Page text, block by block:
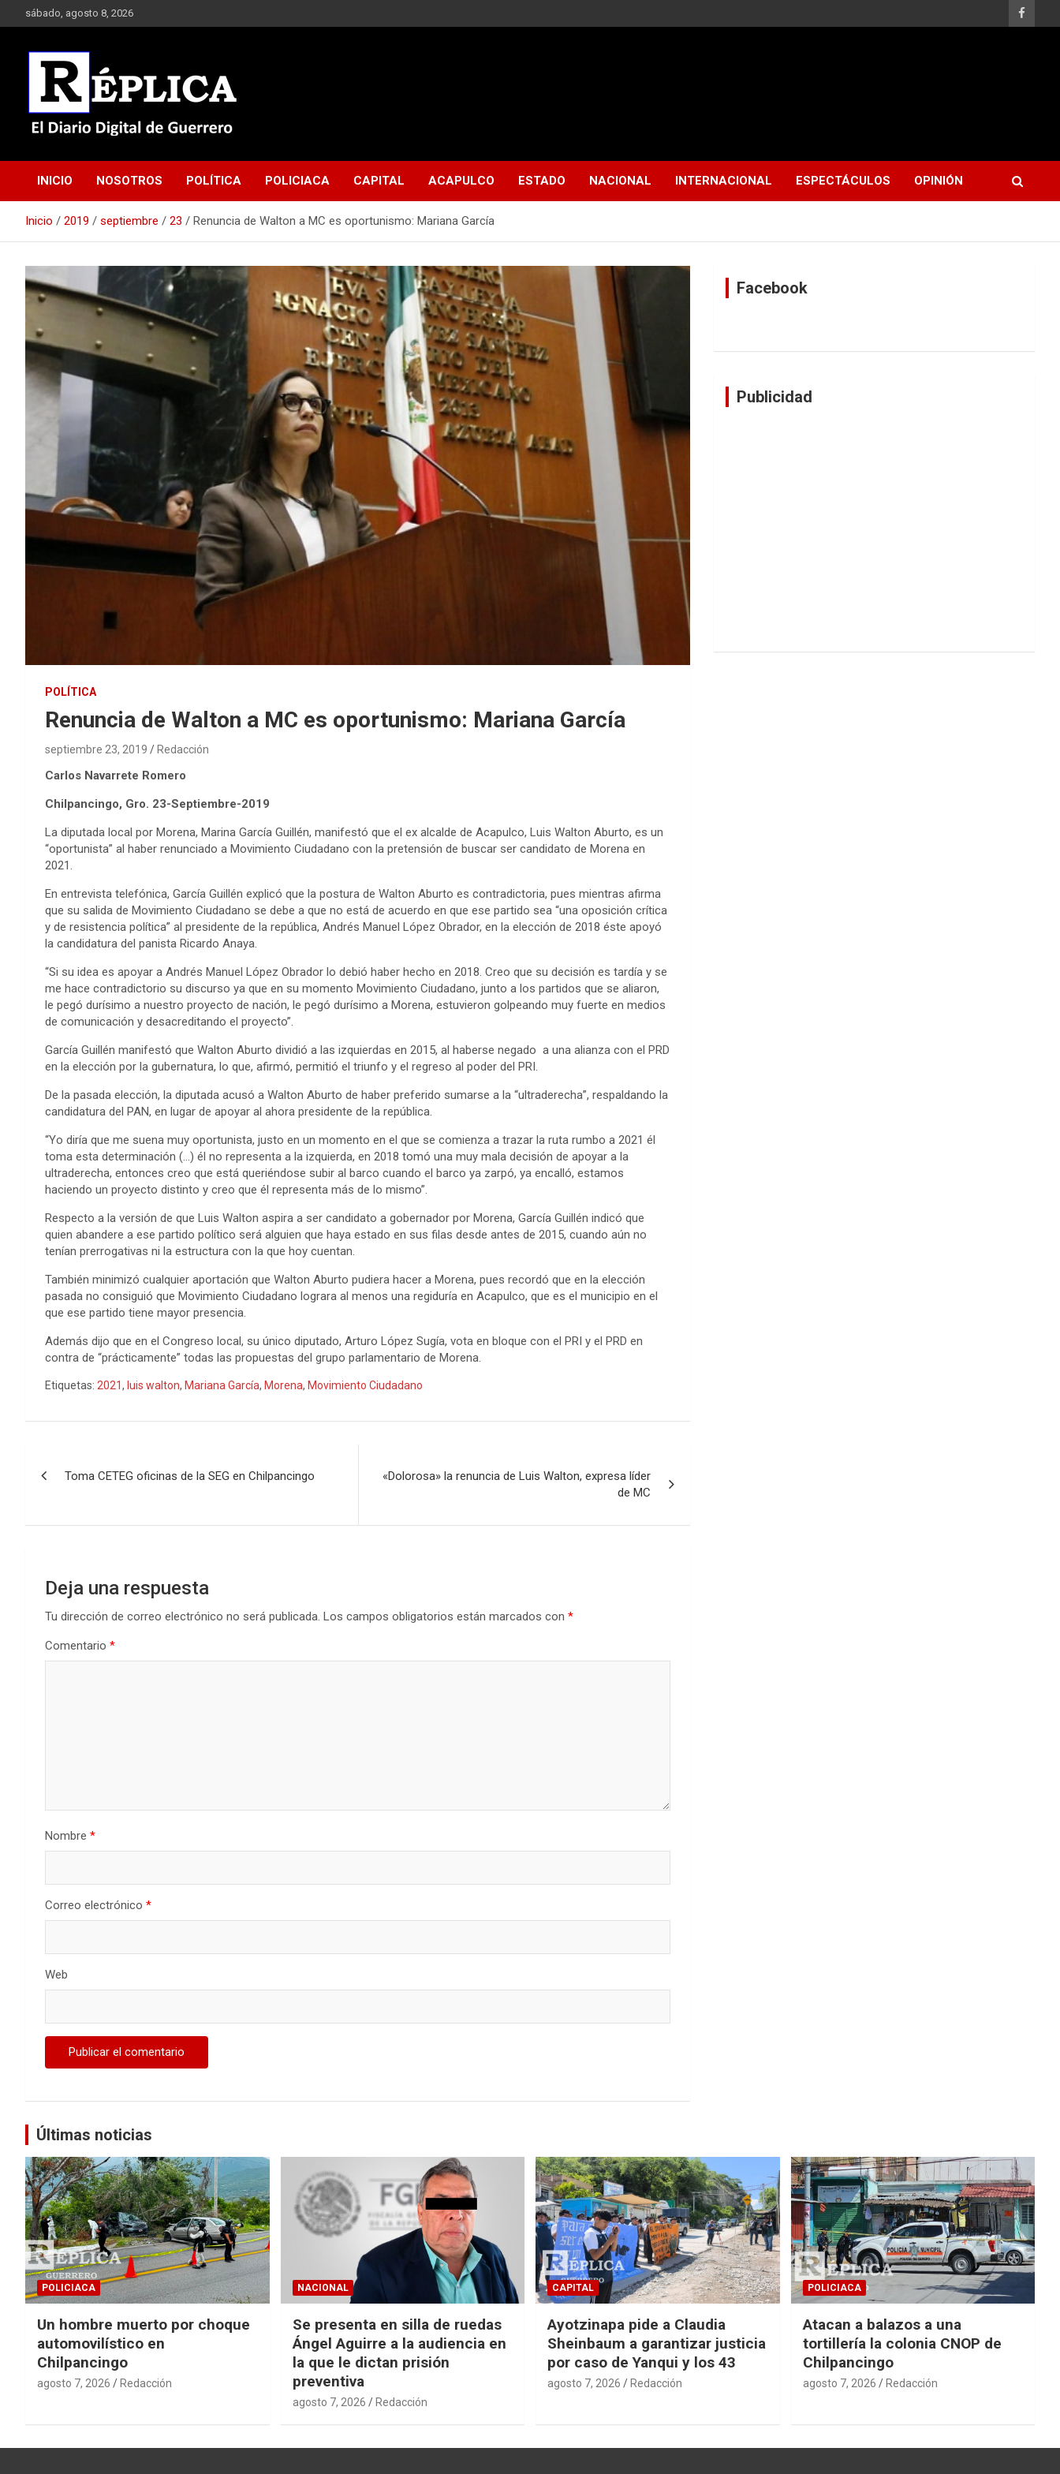
al
sábado, agosto 8, 2026
Réplica
INICIO NOSOTROS POLÍTICA POLICIACA CAPITAL ACAPULCO ESTADO NACIONAL INTERNACIONAL ESPECTÁCULOS OPINIÓN
Inicio 2019 septiembre 23 Renuncia de Walton a MC es oportunismo: Mariana García
POLÍTICA
Renuncia de Walton a MC es oportunismo: Mariana García
septiembre 23, 2019 Redacción
Carlos Navarrete Romero
Chilpancingo, Gro. 23-Septiembre-2019
La diputada local por Morena, Marina García Guillén, manifestó que el ex alcalde de Acapulco, Luis Walton Aburto, es un
“oportunista” al haber renunciado a Movimiento Ciudadano con la pretensión de buscar ser candidato de Morena en
2021.
En entrevista telefónica, García Guillén explicó que la postura de Walton Aburto es contradictoria, pues mientras afirma
que su salida de Movimiento Ciudadano se debe a que no está de acuerdo en que ese partido sea “una oposición crítica
y de resistencia política” al presidente de la república, Andrés Manuel López Obrador, en la elección de 2018 éste apoyó
la candidatura del panista Ricardo Anaya.
“Si su idea es apoyar a Andrés Manuel López Obrador lo debió haber hecho en 2018. Creo que su decisión es tardía y se
me hace contradictorio su discurso ya que en su momento Movimiento Ciudadano, junto a los partidos que se aliaron,
le pegó durísimo a nuestro proyecto de nación, le pegó durísimo a Morena, estuvieron golpeando muy fuerte en medios
de comunicación y desacreditando el proyecto”.
García Guillén manifestó que Walton Aburto dividió a las izquierdas en 2015, al haberse negado a una alianza con el PRD
en la elección por la gubernatura, lo que, afirmó, permitió el triunfo y el regreso al poder del PRI.
De la pasada elección, la diputada acusó a Walton Aburto de haber preferido sumarse a la “ultraderecha”, respaldando la
candidatura del PAN, en lugar de apoyar al ahora presidente de la república.
“Yo diría que me suena muy oportunista, justo en un momento en el que se comienza a trazar la ruta rumbo a 2021 él
toma esta determinación (…) él no representa a la izquierda, en 2018 tomó una muy mala decisión de apoyar a la
ultraderecha, entonces creo que está queriéndose subir al barco cuando el barco ya zarpó, ya encalló, estamos
haciendo un proyecto distinto y creo que él representa más de lo mismo”.
Respecto a la versión de que Luis Walton aspira a ser candidato a gobernador por Morena, García Guillén indicó que
quien abandere a ese partido político será alguien que haya estado en sus filas desde antes de 2015, cuando aún no
tenían prerrogativas ni la estructura con la que hoy cuentan.
También minimizó cualquier aportación que Walton Aburto pudiera hacer a Morena, pues recordó que en la elección
pasada no consiguió que Movimiento Ciudadano lograra al menos una regiduría en Acapulco, que es el municipio en el
que ese partido tiene mayor presencia.
Además dijo que en el Congreso local, su único diputado, Arturo López Sugía, vota en bloque con el PRI y el PRD en
contra de “prácticamente” todas las propuestas del grupo parlamentario de Morena.
Etiquetas: 2021, luis walton, Mariana García, Morena, Movimiento Ciudadano
entradas
Toma CETEG oficinas de la SEG en Chilpancingo
«Dolorosa» la renuncia de Luis Walton, expresa líder
de MC
Deja una respuesta
Tu dirección de correo electrónico no será publicada. Los campos obligatorios están marcados con *
Comentario *
Nombre *
Correo electrónico *
Web
Facebook
Publicidad
Últimas noticias
POLICIACA
Un hombre muerto por choque
automovilístico en
Chilpancingo
agosto 7, 2026 Redacción
NACIONAL
Se presenta en silla de ruedas
Ángel Aguirre a la audiencia en
la que le dictan prisión
preventiva
agosto 7, 2026 Redacción
CAPITAL
Ayotzinapa pide a Claudia
Sheinbaum a garantizar justicia
por caso de Yanqui y los 43
agosto 7, 2026 Redacción
POLICIACA
Atacan a balazos a una
tortillería la colonia CNOP de
Chilpancingo
agosto 7, 2026 Redacción